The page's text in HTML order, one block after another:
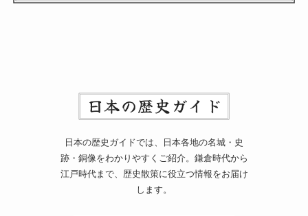
日本の歴史ガイドでは、日本各地の名城・史
跡・銅像をわかりやすくご紹介。鎌倉時代から
江戸時代まで、歴史散策に役立つ情報をお届け
します。